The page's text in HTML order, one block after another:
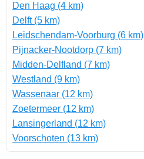
Den Haag (4 km)
Delft (5 km)
Leidschendam-Voorburg (6 km)
Pijnacker-Nootdorp (7 km)
Midden-Delfland (7 km)
Westland (9 km)
Wassenaar (12 km)
Zoetermeer (12 km)
Lansingerland (12 km)
Voorschoten (13 km)